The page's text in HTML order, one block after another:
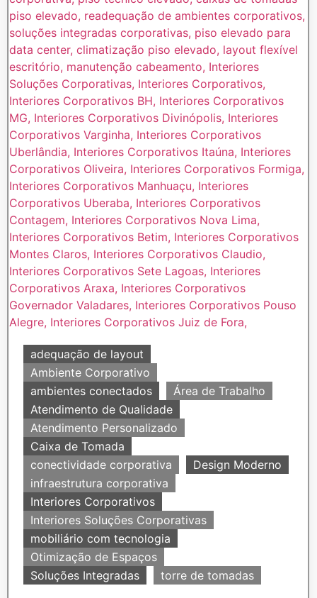
adequação de layout
Ambiente Corporativo
ambientes conectados
Área de Trabalho
Atendimento de Qualidade
Atendimento Personalizado
Caixa de Tomada
conectividade corporativa
Design Moderno
infraestrutura corporativa
Interiores Corporativos
Interiores Soluções Corporativas
mobiliário com tecnologia
Otimização de Espaços
Soluções Integradas
torre de tomadas